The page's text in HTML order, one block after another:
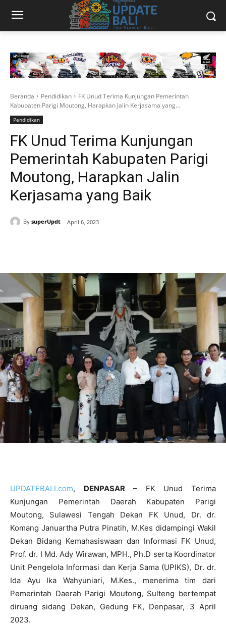
Beranda Pendidikan
FK Unud Terima Kunjungan Pemerintah
Kabupaten Parigi Moutong, Harapkan Jalin Kerjasama yang...
Pendidikan
FK Unud Terima Kunjungan
Pemerintah Kabupaten Parigi
Moutong, Harapkan Jalin
Kerjasama yang Baik
By superUpdt April 6, 2023
UPDATEBALI.com, DENPASAR – FK Unud Terima
Kunjungan Pemerintah Daerah Kabupaten Parigi
Moutong, Sulawesi Tengah Dekan FK Unud, Dr. dr.
Komang Januartha Putra Pinatih, M.Kes didampingi Wakil
Dekan Bidang Kemahasiswaan dan Informasi FK Unud,
Prof. dr. I Md. Ady Wirawan, MPH., Ph.D serta Koordinator
Unit Pengelola Informasi dan Kerja Sama (UPIKS), Dr. dr.
Ida Ayu Ika Wahyuniari, M.Kes., menerima tim dari
Pemerintah Daerah Parigi Moutong, Sulteng bertempat
diruang sidang Dekan, Gedung FK, Denpasar, 3 April
2023.